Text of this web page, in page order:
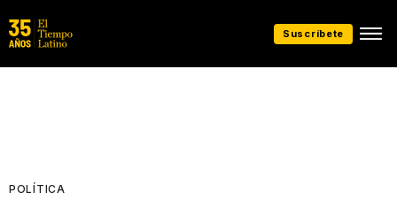
Suscríbete
POLÍTICA